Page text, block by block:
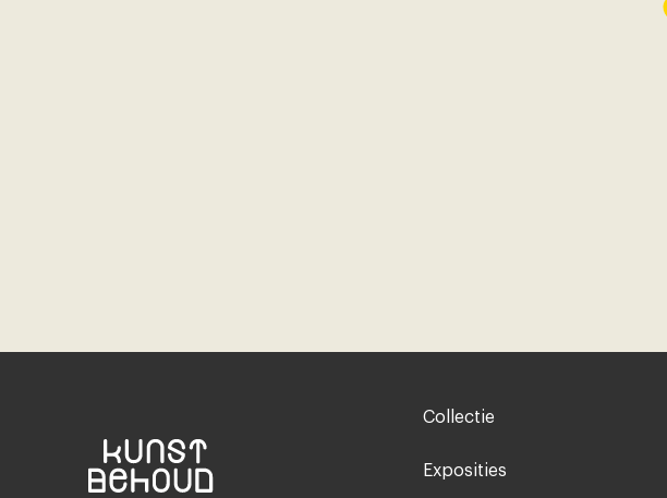
Footer-
Collectie
Exposities